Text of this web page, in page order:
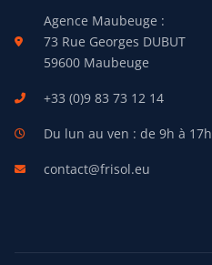
Agence Maubeuge :
73 Rue Georges DUBUT
59600 Maubeuge
+33 (0)9 83 73 12 14
Du lun au ven : de 9h à 17h
contact@frisol.eu